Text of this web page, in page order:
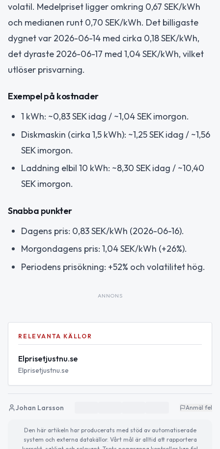
volatil. Medelpriset ligger omkring 0,67 SEK/kWh
och medianen runt 0,70 SEK/kWh. Det billigaste
dygnet var 2026-06-14 med cirka 0,18 SEK/kWh,
det dyraste 2026-06-17 med 1,04 SEK/kWh, vilket
utlöser prisvarning.
Exempel på kostnader
1 kWh: ~0,83 SEK idag / ~1,04 SEK imorgon.
Diskmaskin (cirka 1,5 kWh): ~1,25 SEK idag / ~1,56
SEK imorgon.
Laddning elbil 10 kWh: ~8,30 SEK idag / ~10,40
SEK imorgon.
Snabba punkter
Dagens pris: 0,83 SEK/kWh (2026-06-16).
Morgondagens pris: 1,04 SEK/kWh (+26%).
Periodens prisökning: +52% och volatilitet hög.
ANNONS
RELEVANTA KÄLLOR
Elprisetjustnu.se
Elprisetjustnu.se
Johan Larsson Anmäl fel
Den här artikeln har producerats med stöd av automatiserade
system och externa datakällor. Vårt mål är alltid att rapportera